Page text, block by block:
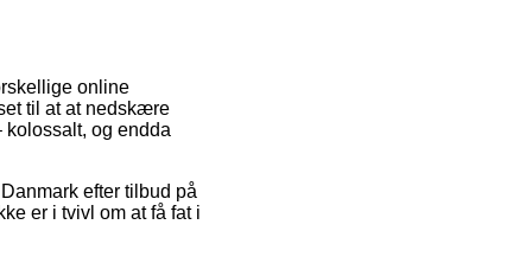
online
til at at nedskære
og endda
efter tilbud på
er i tvivl om at få fat i